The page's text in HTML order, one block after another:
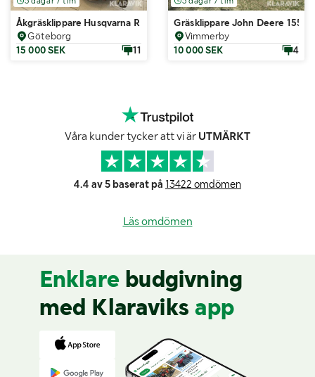
Åkgräsklippare Husqvarna R 318X
Göteborg
15 000 SEK
11
Gräsklippare John Deere 1550
Vimmerby
10 000 SEK
4
Våra kunder tycker att vi är UTMÄRKT
4.4 av 5 baserat på 13422 omdömen
Läs omdömen
Enklare budgivning
med Klaraviks app